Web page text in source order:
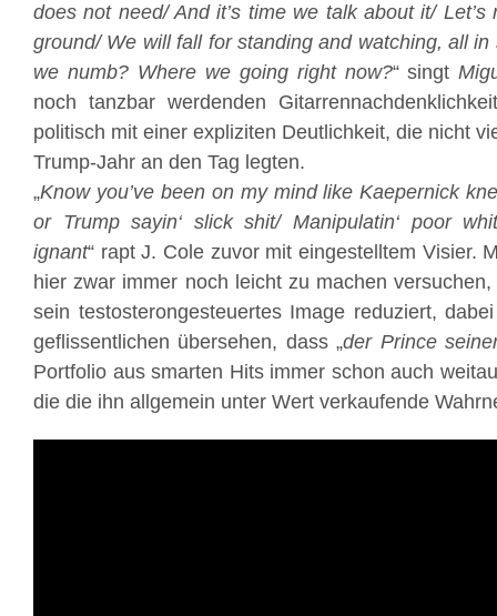
does not need/ And it’s time we talk about it/
ground/ We will fall for standing and watching, all
we numb? Where we going right now?“ singt
noch tanzbar werdenden
politisch mit einer expliziten Deutlichkeit, die nicht
Trump-Jahr an den Tag legten.
„Know you’ve been on my mind like Kaepernick
or Trump sayin‘ slick shit/ Manipulatin‘ poor
ignant“ rapt J. Cole zuvor mit eingestelltem Visier.
hier zwar immer noch leicht zu machen
sein testosterongesteuertes Image reduziert,
geflissentlichen übersehen, dass „der Prince
Portfolio aus smarten Hits immer schon auch
die die ihn allgemein unter Wert verkaufende